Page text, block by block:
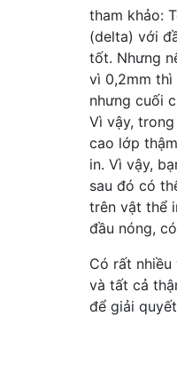
tham khảo:
(delta) với
tốt. Nhưng
vì 0,2mm thì
nhưng cuối
Vì vậy,
cao lớp
in. Vì vậy,
sau đó có
trên vật thể
đầu nóng,
Có rất
và tất cả
để giải